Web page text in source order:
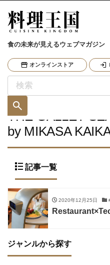
食の未来が見えるウェブマガジン
オンラインストア
THE GALLEY
by MIKASA
記事一覧
2020年12月25日
ジャンルから探す